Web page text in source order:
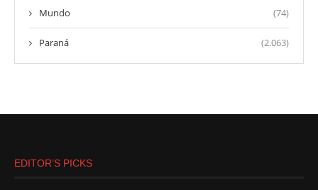
Mundo (74)
Paraná (2.063)
EDITOR’S PICKS